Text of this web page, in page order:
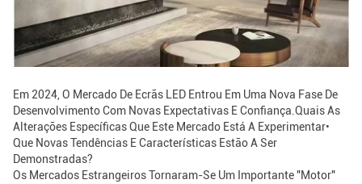
Em 2024, O Mercado De Ecrãs LED Entrou Em Uma Nova Fase De
Desenvolvimento Com Novas Expectativas E Confiança.Quais As
Alterações Específicas Que Este Mercado Está A Experimentar•
Que Novas Tendências E Características Estão A Ser
Demonstradas?
Os Mercados Estrangeiros Tornaram-Se Um Importante "motor"